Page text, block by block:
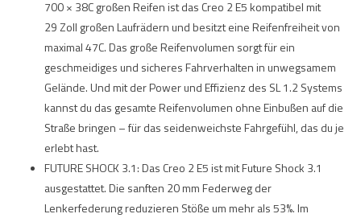
700 × 38C großen Reifen ist das Creo 2 E5 kompatibel mit
29 Zoll großen Laufrädern und besitzt eine Reifenfreiheit von
maximal 47C. Das große Reifenvolumen sorgt für ein
geschmeidiges und sicheres Fahrverhalten in unwegsamem
Gelände. Und mit der Power und Effizienz des SL 1.2 Systems
kannst du das gesamte Reifenvolumen ohne Einbußen auf die
Straße bringen – für das seidenweichste Fahrgefühl, das du je
erlebt hast.
FUTURE SHOCK 3.1: Das Creo 2 E5 ist mit Future Shock 3.1
ausgestattet. Die sanften 20 mm Federweg der
Lenkerfederung reduzieren Stöße um mehr als 53%. Im